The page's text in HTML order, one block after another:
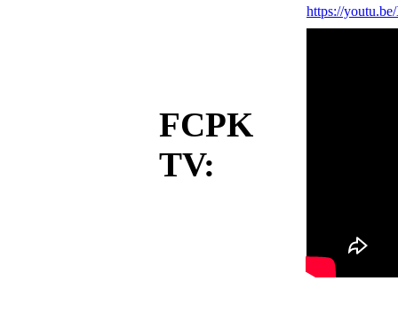
FCPK
TV:
https://